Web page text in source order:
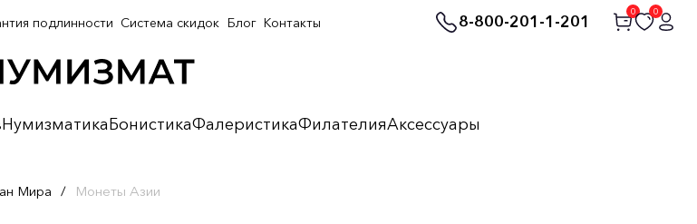
8-800-201-1-201
0 0
НумизматикаБонистикаФалеристикаФилателияАксессуары
подлинности Система скидок Блог Контакты
Мира / Монеты Азии